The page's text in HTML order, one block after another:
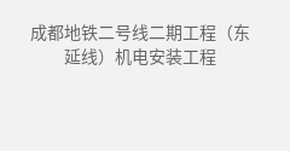
成都地铁二号线二期工程（东
延线）机电安装工程